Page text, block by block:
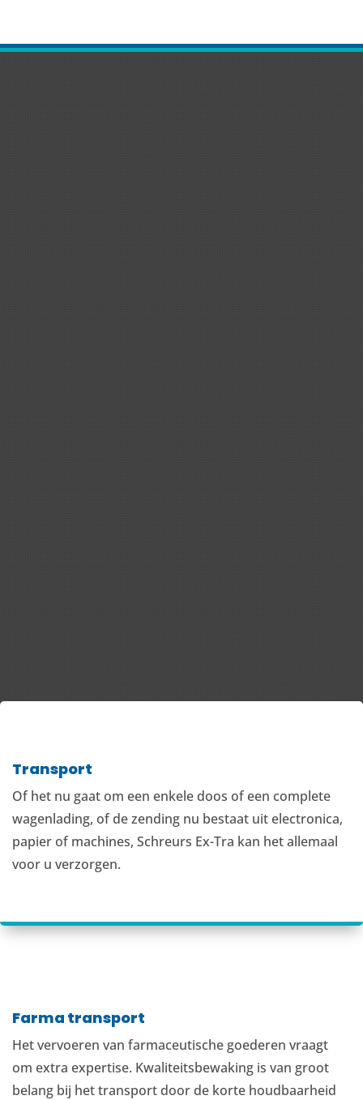
Transport
Of het nu gaat om een enkele doos of een complete
wagenlading, of de zending nu bestaat uit electronica,
papier of machines, Schreurs Ex-Tra kan het allemaal
voor u verzorgen.
Farma transport
Het vervoeren van farmaceutische goederen vraagt
om extra expertise. Kwaliteitsbewaking is van groot
belang bij het transport door de korte houdbaarheid